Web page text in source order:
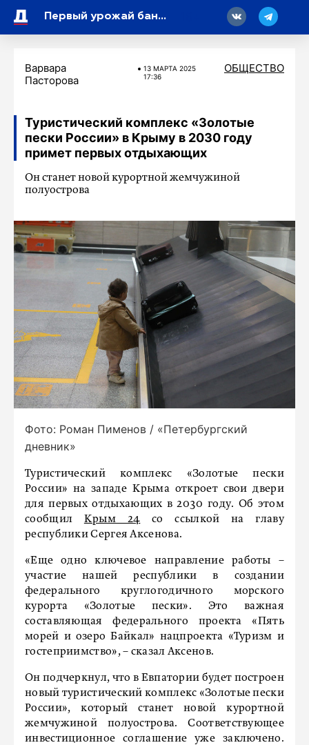
Первый урожай бананов в России соберут уже к 2026 году
Варвара
Пасторова
13 МАРТA 2025
17:36
ОБЩЕСТВО
Туристический комплекс «Золотые
пески России» в Крыму в 2030 году
примет первых отдыхающих
Он станет новой курортной жемчужиной
полуострова
Фото: Роман Пименов / «Петербургский
дневник»
Туристический комплекс «Золотые пески
России» на западе Крыма откроет свои двери
для первых отдыхающих в 2030 году. Об этом
сообщил Крым 24 со ссылкой на главу
республики Сергея Аксенова.
«Еще одно ключевое направление работы –
участие нашей республики в создании
федерального круглогодичного морского
курорта «Золотые пески». Это важная
составляющая федерального проекта «Пять
морей и озеро Байкал» нацпроекта «Туризм и
гостеприимство», – сказал Аксенов.
Он подчеркнул, что в Евпатории будет построен
новый туристический комплекс «Золотые пески
России», который станет новой курортной
жемчужиной полуострова. Соответствующее
инвестиционное соглашение уже заключено.